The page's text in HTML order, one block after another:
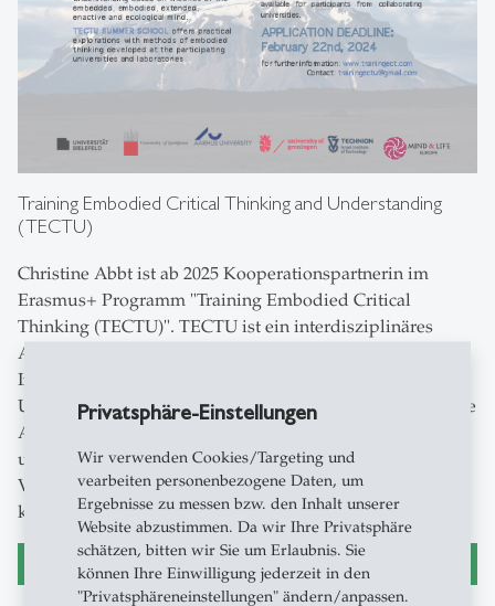
Privatsphäre-Einstellungen
Wir verwenden Cookies/Targeting und
vearbeiten personenbezogene Daten, um
Ergebnisse zu messen bzw. den Inhalt unserer
Website abzustimmen. Da wir Ihre Privatsphäre
schätzen, bitten wir Sie um Erlaubnis. Sie
können Ihre Einwilligung jederzeit in den
"Privatsphäreneinstellungen" ändern/anpassen.
Training Embodied Critical Thinking and Understanding
(TECTU)
Christine Abbt ist ab 2025 Kooperationspartnerin im
Erasmus+ Programm "Training Embodied Critical
Thinking (TECTU)". TECTU ist ein interdisziplinäres
Ausbildungsprogramm, das von Philosoph:innen,
Informatiker:innen, Kognitionswissenschaftler:innen und
Umweltdesigner:innen initiiert wurde. TECTU bietet neue
Ansätze und Methoden für Studierende und Forschende,
um kritisch und kreativ zu denken, und trägt so zur
Veränderung und Bereicherung der Fähigkeit des
kritischen Denkens im 21. Jahrhundert bei.
Website TECTU